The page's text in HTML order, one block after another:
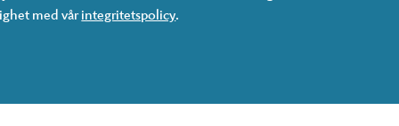
med vårintegritetspolicy.